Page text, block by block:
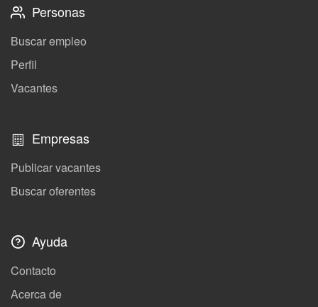
Personas
Buscar empleo
Perfil
Vacantes
Empresas
Publicar vacantes
Buscar oferentes
Ayuda
Contacto
Acerca de